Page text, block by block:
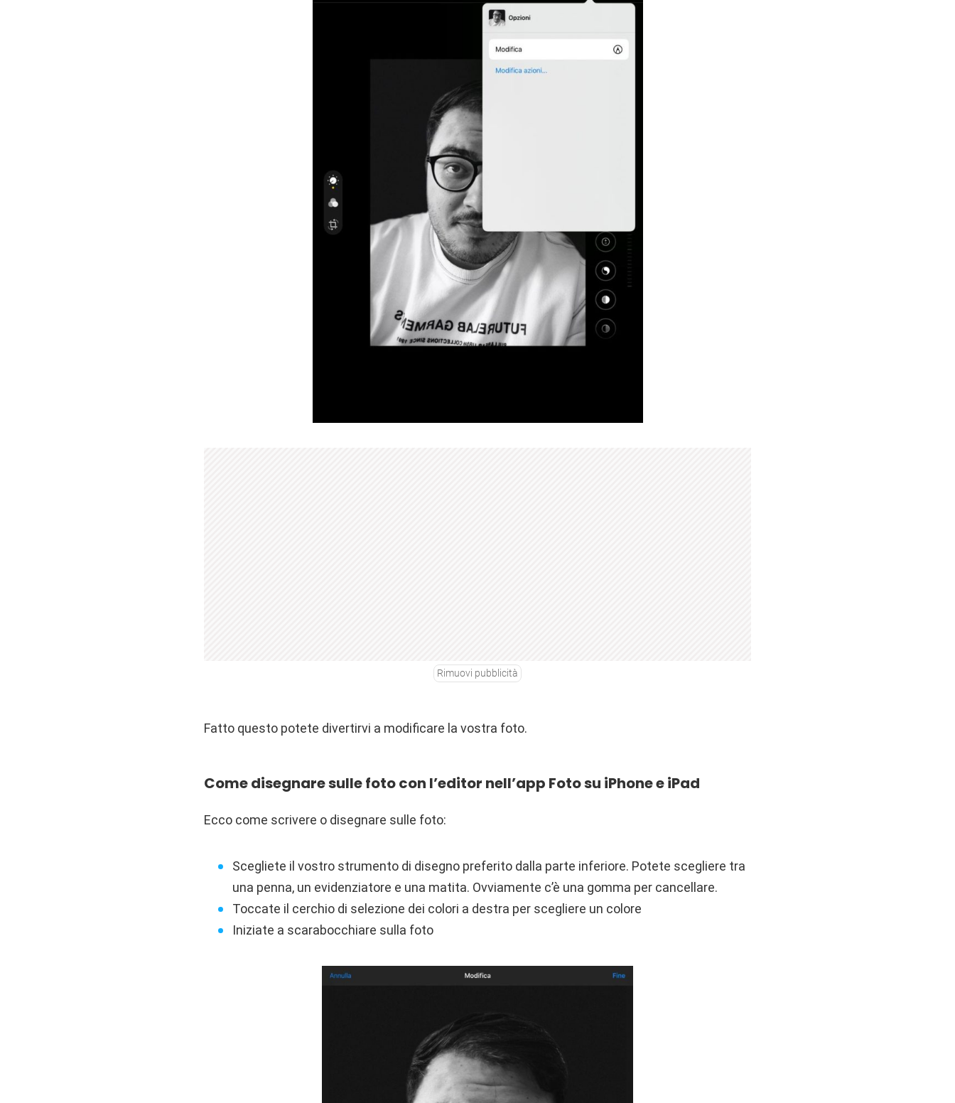
Rimuovi pubblicità
Fatto questo potete divertirvi a modificare la vostra foto.
Come disegnare sulle foto con l’editor nell’app Foto su iPhone e iPad
Ecco come scrivere o disegnare sulle foto:
Scegliete il vostro strumento di disegno preferito dalla parte inferiore. Potete scegliere tra
una penna, un evidenziatore e una matita. Ovviamente c’è una gomma per cancellare.
Toccate il cerchio di selezione dei colori a destra per scegliere un colore
Iniziate a scarabocchiare sulla foto